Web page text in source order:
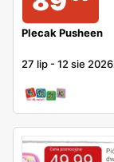
Plecak Pusheen
27 lip -12 sie 2026